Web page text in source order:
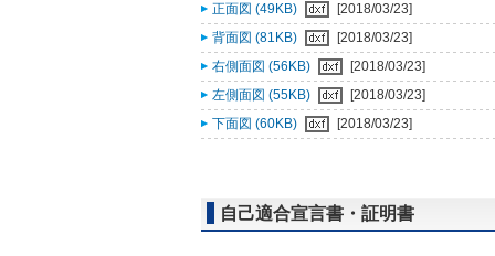
正面図 (49KB)
[2018/03/23]
背面図 (81KB)
[2018/03/23]
右側面図 (56KB)
[2018/03/23]
左側面図 (55KB)
[2018/03/23]
下面図 (60KB)
[2018/03/23]
自己適合宣言書・証明書